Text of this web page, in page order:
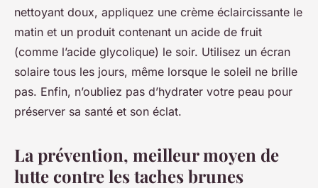
nettoyant doux, appliquez une crème éclaircissante le
matin et un produit contenant un acide de fruit
(comme l’acide glycolique) le soir. Utilisez un écran
solaire tous les jours, même lorsque le soleil ne brille
pas. Enfin, n’oubliez pas d’hydrater votre peau pour
préserver sa santé et son éclat.
La prévention, meilleur moyen de
lutte contre les taches brunes